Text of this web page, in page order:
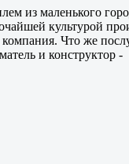
из маленького
культурой
компания. Что же
и